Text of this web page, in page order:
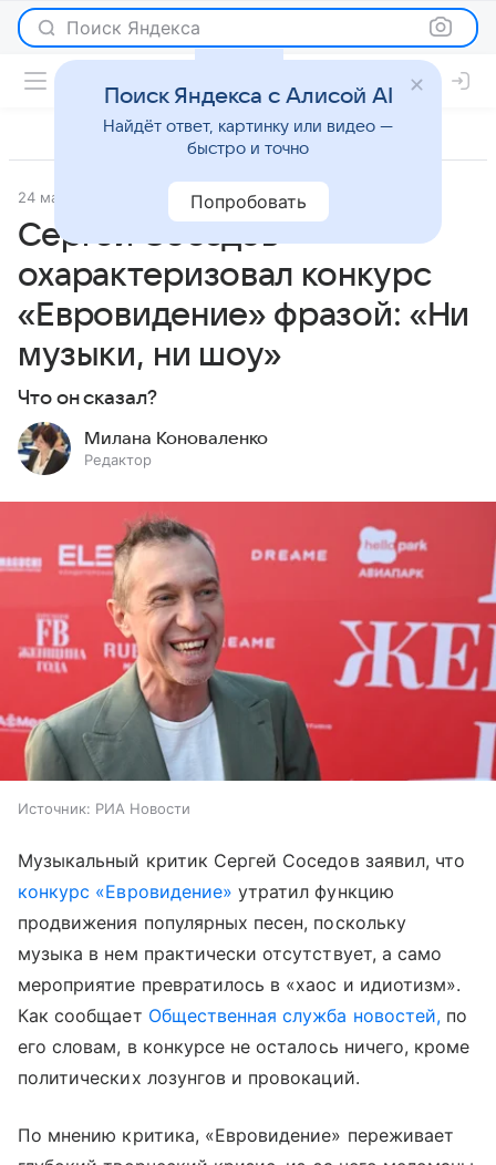
Поиск Яндекса
24 мая 2026 Светская жизнь
Сергей Соседов
охарактеризовал конкурс
«Евровидение» фразой: «Ни
музыки, ни шоу»
Что он сказал?
Милана Коноваленко
Редактор
Источник: РИА Новости
Музыкальный критик Сергей Соседов заявил, что
конкурс «Евровидение» утратил функцию
продвижения популярных песен, поскольку
музыка в нем практически отсутствует, а само
мероприятие превратилось в «хаос и идиотизм».
Как сообщает Общественная служба новостей, по
его словам, в конкурсе не осталось ничего, кроме
политических лозунгов и провокаций.
По мнению критика, «Евровидение» переживает
Поиск Яндекса с Алисой AI
Найдёт ответ, картинку или видео —
быстро и точно
Попробовать